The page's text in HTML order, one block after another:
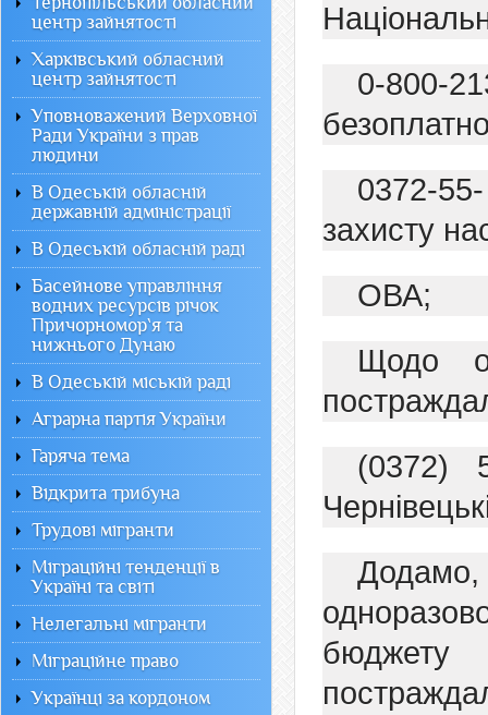
0-800-
0372-
захисту
ОВА;
Щодо
(0372)
бюджету
центр зайнятості
Харківський обласний
центр зайнятості
Уповноважений Верховної
Ради України з прав
людини
В Одеській обласній
державній адміністрації
В Одеській обласній раді
Басейнове управління
водних ресурсів річок
Причорномор`я та
нижнього Дунаю
В Одеській міській раді
Аграрна партія України
Гаряча тема
Відкрита трибуна
Трудові мігранти
Міграційні тенденції в
Україні та світі
Нелегальні мігранти
Міграційне право
Українці за кордоном